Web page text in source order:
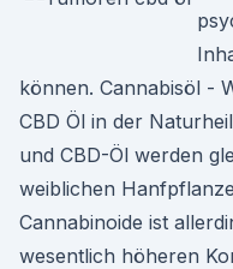
können. Cannabisöl -
CBD Öl in der
und CBD-Öl werden
weiblichen
Cannabinoide ist
wesentlich höheren